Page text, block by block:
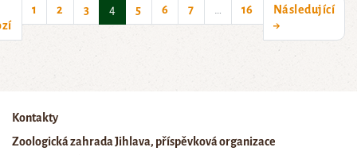
1 2 3 4 (current)
5 6 7 16
Následující
→
Kontakty
Zoologická zahrada Jihlava, příspěvková organizace